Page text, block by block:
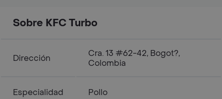
Sobre KFC Turbo
Dirección
Cra. 13 #62-42, Bogot?,
Colombia
Especialidad Pollo